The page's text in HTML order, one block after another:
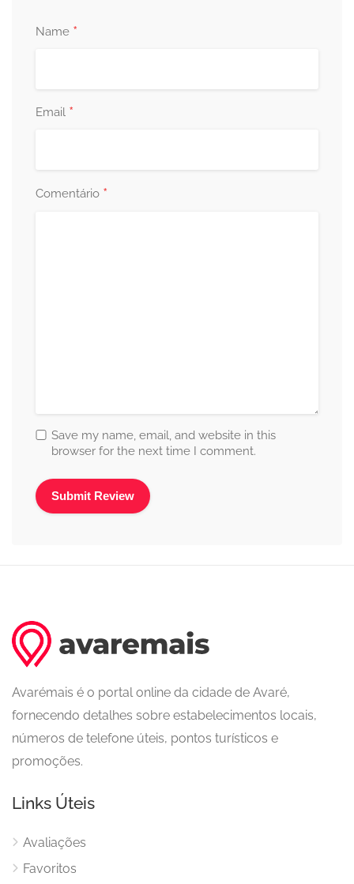
Name *
Email *
Comentário *
Save my name, email, and website in this
browser for the next time I comment.
Avarémais é o portal online da cidade de Avaré,
fornecendo detalhes sobre estabelecimentos locais,
números de telefone úteis, pontos turísticos e
promoções.
Links Úteis
Avaliações
Favoritos